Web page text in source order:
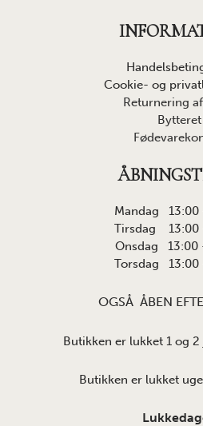
Cookie- og
Returnering
Bytteret
Mandag 13:00
Tirsdag 13:00
Onsdag 13:00
Torsdag 13:00
OGSÅ ÅBEN
Butikken er lukket 1 og
Butikken er lukket